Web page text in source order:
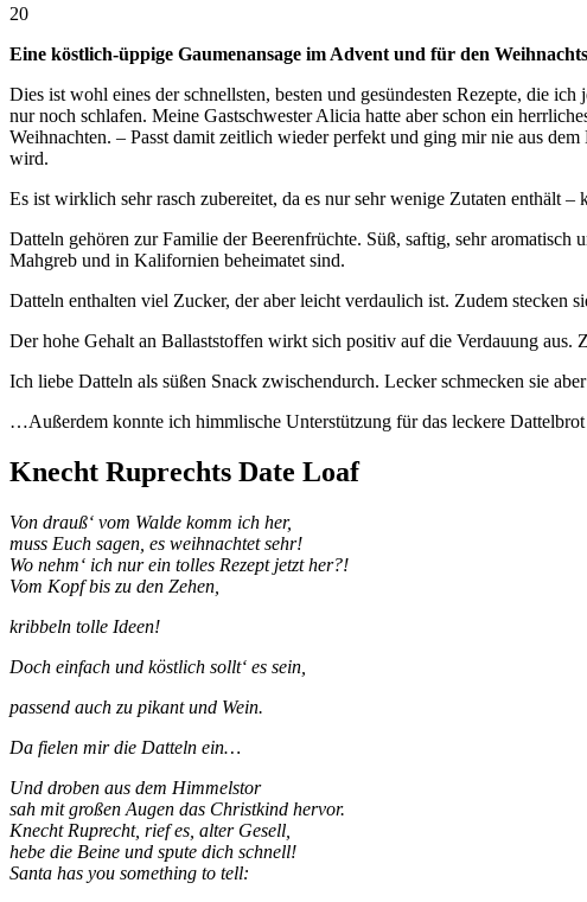
20
Eine köstlich-üppige Gaumenansage im Advent und für den
Dies ist wohl eines der schnellsten, besten und gesündesten Rezepte, die
nur noch schlafen. Meine Gastschwester Alicia hatte aber schon ein
Weihnachten. – Passt damit zeitlich wieder perfekt und ging mir nie aus
wird.
Es ist wirklich sehr rasch zubereitet, da es nur sehr wenige Zutaten enthält
Datteln gehören zur Familie der Beerenfrüchte. Süß, saftig, sehr
Mahgreb und in Kalifornien beheimatet sind.
Datteln enthalten viel Zucker, der aber leicht verdaulich ist. Zudem
Der hohe Gehalt an Ballaststoffen wirkt sich positiv auf die Verdauung
Ich liebe Datteln als süßen Snack zwischendurch. Lecker schmecken sie
…Außerdem konnte ich himmlische Unterstützung für das leckere
Knecht Ruprechts Date Loaf
Von drauß‘ vom Walde komm ich her,
muss Euch sagen, es weihnachtet sehr!
Wo nehm‘ ich nur ein tolles Rezept jetzt her?!
Vom Kopf bis zu den Zehen,
kribbeln tolle Ideen!
Doch einfach und köstlich sollt‘ es sein,
passend auch zu pikant und Wein.
Da fielen mir die Datteln ein…
Und droben aus dem Himmelstor
sah mit großen Augen das Christkind hervor.
Knecht Ruprecht, rief es, alter Gesell,
hebe die Beine und spute dich schnell!
Santa has you something to tell: